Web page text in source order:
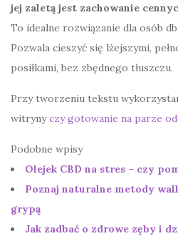
jej zaletą jest zachowanie
To idealne rozwiązanie dla osób
Pozwala cieszyć się lżejszymi,
posiłkami, bez zbędnego tłuszczu.
Przy tworzeniu tekstu
witrynyczy gotowanie na parze
Podobne wpisy
Olejek CBD na stres – czy
Poznaj naturalne metody
grypą
Jak zadbać o zdrowe zęby i